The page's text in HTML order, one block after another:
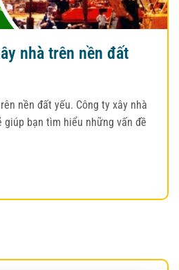
nhà trên nền đất
nền đất yếu. Công ty xây nhà
giúp bạn tìm hiểu những vấn đề